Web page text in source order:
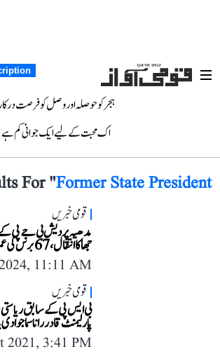
ہجر کو حوصلہ اور وصل کو فرصت
اک محبت کے لیے ایک جوانی کم ہے
For "Former State President
قومی خبریں
مدھیہ پردیش بی جے پی
جھا کا انتقال، 67 برس کی عمر میں لی آخری سانس
11:11 AM
قومی خبریں
بی ایس پی کے سابق
پارلیمنٹ قادر رانا
2021, 3:41 PM